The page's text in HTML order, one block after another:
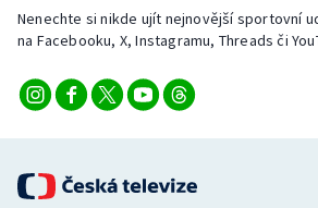
Veslování
Vodní slalom
Volejbal
Ostatní
Nenechte si nikde ujít nejnovější sportovní
na Facebooku, X, Instagramu, Threads či